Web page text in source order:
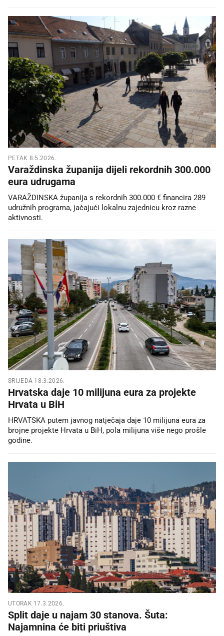
PETAK 8.5.2026.
Varaždinska županija dijeli rekordnih 300.000
eura udrugama
VARAŽDINSKA županija s rekordnih 300.000 € financira 289
udružnih programa, jačajući lokalnu zajednicu kroz razne
aktivnosti.
SRIJEDA 18.3.2026.
Hrvatska daje 10 milijuna eura za projekte
Hrvata u BiH
HRVATSKA putem javnog natječaja daje 10 milijuna eura za
brojne projekte Hrvata u BiH, pola milijuna više nego prošle
godine.
UTORAK 17.3.2026.
Split daje u najam 30 stanova. Šuta:
Najamnina će biti priuštiva